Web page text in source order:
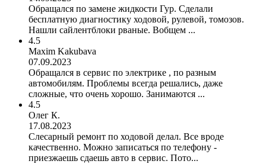
Обращался по замене жидкости Гур. Сделали
бесплатную диагностику ходовой, рулевой, томозов.
Нашли сайлентблоки рваные. Вобщем ...
4.5
Maxim Kakubava
07.09.2023
Обращался в сервис по электрике , по разным
автомобилям. Проблемы всегда решались, даже
сложные, что очень хорошо. Занимаются ...
4.5
Олег К.
17.08.2023
Слесарный ремонт по ходовой делал. Все вроде
качественно. Можно записаться по телефону -
приезжаешь сдаешь авто в сервис. Пото...